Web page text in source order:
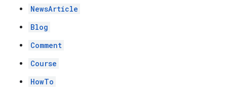
NewsArticle
Blog
Comment
Course
HowTo